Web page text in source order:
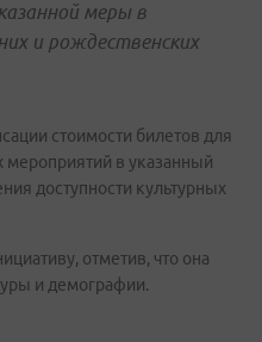
меры в
и рождественских
стоимости билетов для
в указанный
доступности культурных
отметив, что она
и демографии.